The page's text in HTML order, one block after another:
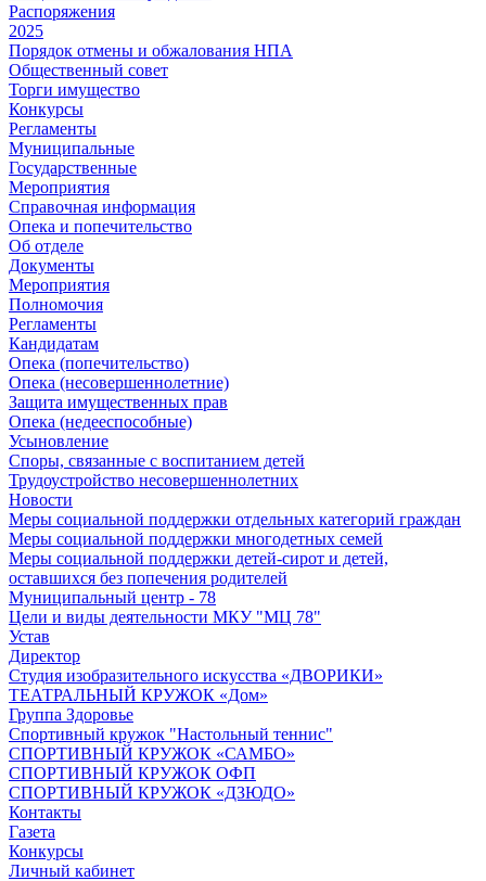
Распоряжения
2025
Порядок отмены и обжалования НПА
Общественный совет
Торги имущество
Конкурсы
Регламенты
Муниципальные
Государственные
Мероприятия
Справочная информация
Опека и попечительство
Об отделе
Документы
Мероприятия
Полномочия
Регламенты
Кандидатам
Опека (попечительство)
Опека (несовершеннолетние)
Защита имущественных прав
Опека (недееспособные)
Усыновление
Споры, связанные с воспитанием детей
Трудоустройство несовершеннолетних
Новости
Меры социальной поддержки отдельных категорий граждан
Меры социальной поддержки многодетных семей
Меры социальной поддержки детей-сирот и детей,
оставшихся без попечения родителей
Муниципальный центр - 78
Цели и виды деятельности МКУ "МЦ 78"
Устав
Директор
Студия изобразительного искусства «ДВОРИКИ»
ТЕАТРАЛЬНЫЙ КРУЖОК «Дом»
Группа Здоровье
Спортивный кружок "Настольный теннис"
СПОРТИВНЫЙ КРУЖОК «САМБО»
СПОРТИВНЫЙ КРУЖОК ОФП
СПОРТИВНЫЙ КРУЖОК «ДЗЮДО»
Контакты
Газета
Конкурсы
Личный кабинет